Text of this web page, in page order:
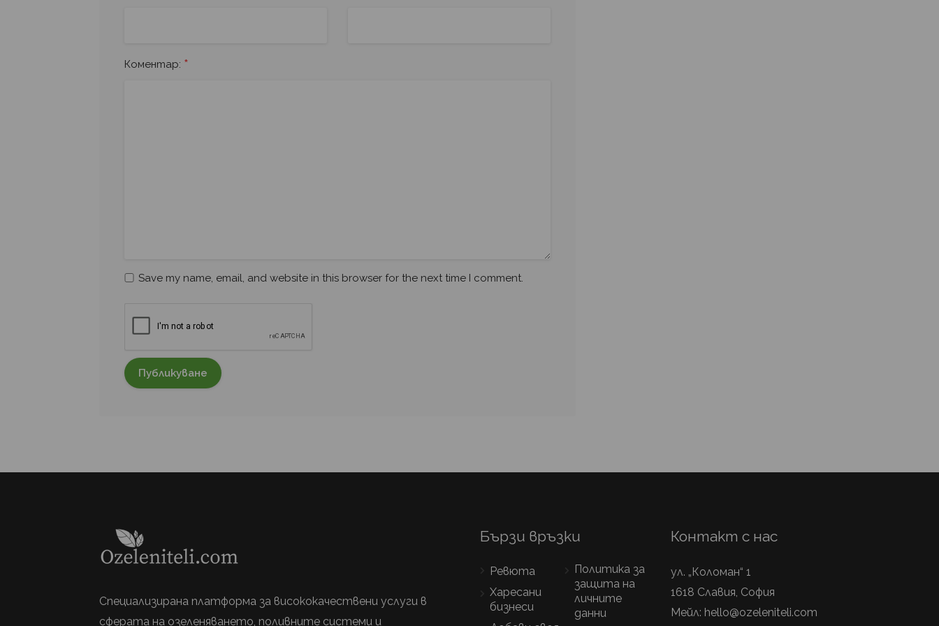
Коментар: *
Save my name, email, and website in this browser for the next time I comment.
Специализирана платформа за висококачествени услуги в
сферата на озеленяването, поливните системи и
Бързи връзки
Ревюта
Харесани
бизнеси
Политика за
защита на
личните
данни
Контакт с нас
ул. „Коломан“ 1
1618 Славия, София
Мейл: hello@ozeleniteli.com